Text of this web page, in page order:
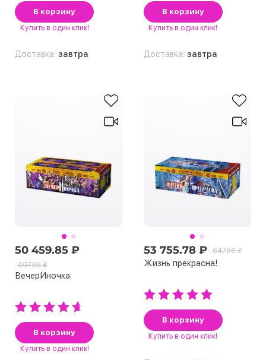
В корзину
Купить в один клик!
Доставка: завтра
В корзину
Купить в один клик!
Доставка: завтра
50 459.85 ₽
60795 ₽
ВечерИночка.
В корзину
Купить в один клик!
53 755.78 ₽ 64766 ₽
Жизнь прекрасна!
В корзину
Купить в один клик!